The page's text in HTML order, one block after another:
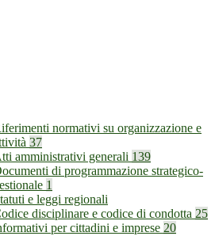
normativi su organizzazione e
37
amministrativi generali 139
di programmazione strategico-
1
e leggi regionali
disciplinare e codice di condotta 25
per cittadini e imprese 20